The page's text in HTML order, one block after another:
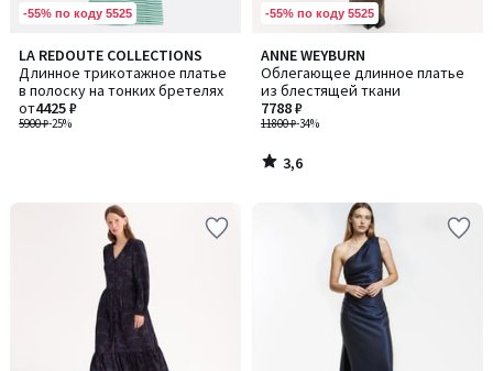
-55% по коду 5525
LA REDOUTE COLLECTIONS
Длинное трикотажное платье
в полоску на тонких бретелях
5900 ₽-25%
от4425 ₽
-55% по коду 5525
ANNE WEYBURN
Облегающее длинное платье
из блестящей ткани
11800 ₽-34%
7788 ₽
3,6
/ 5
3,6
/